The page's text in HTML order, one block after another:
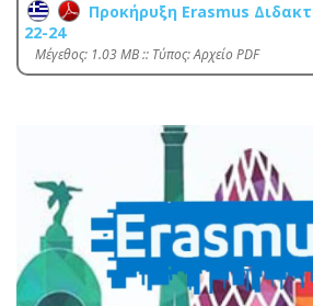
Προκήρυξη Erasmus
22-24
Mέγεθος: 1.03 MB :: Τύπος: Αρχείο PDF